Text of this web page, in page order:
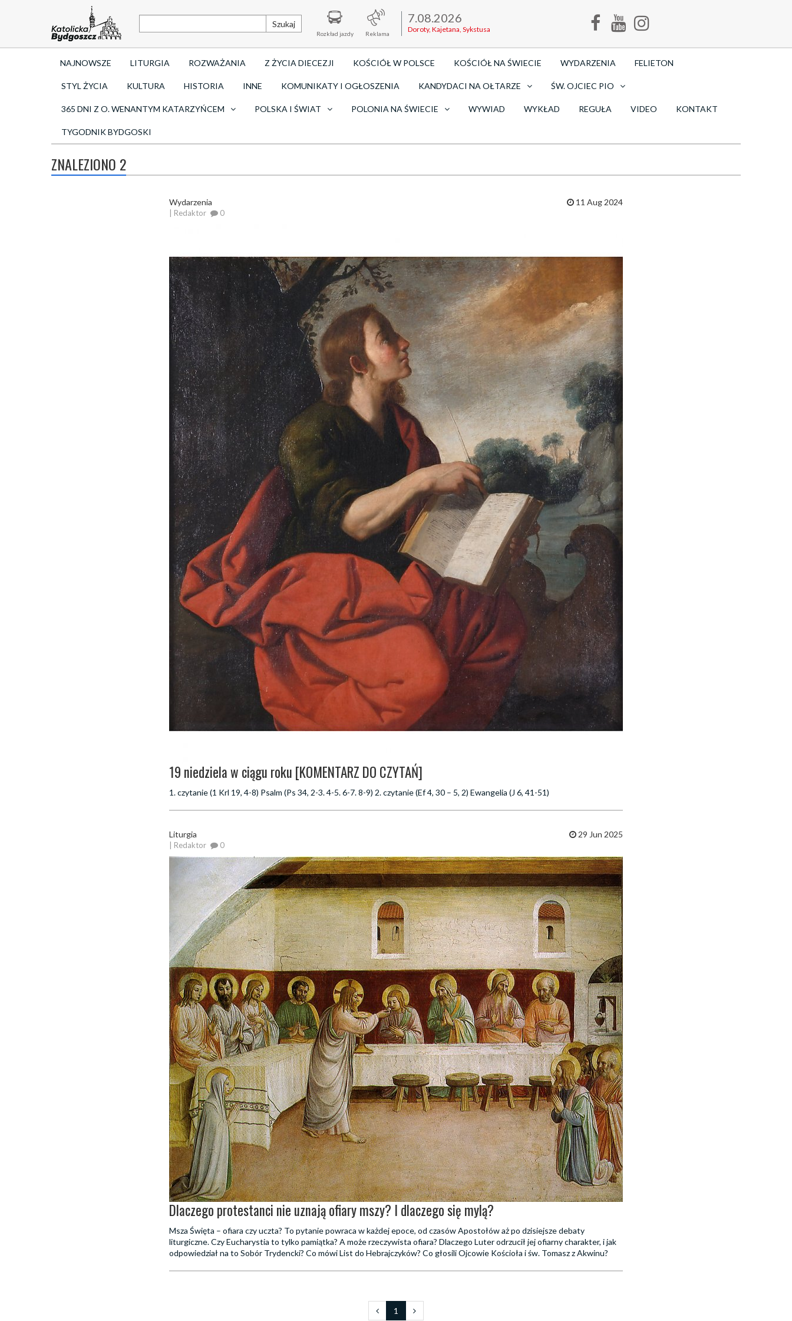
Szukaj
Rozkład jazdy Reklama
7.08.2026
Doroty, Kajetana, Sykstusa
NAJNOWSZE LITURGIA ROZWAŻANIA Z ŻYCIA DIECEZJI KOŚCIÓŁ W POLSCE KOŚCIÓŁ NA ŚWIECIE WYDARZENIA FELIETON
STYL ŻYCIA KULTURA HISTORIA INNE KOMUNIKATY I OGŁOSZENIA KANDYDACI NA OŁTARZE ŚW. OJCIEC PIO
365 DNI Z O. WENANTYM KATARZYŃCEM POLSKA I ŚWIAT POLONIA NA ŚWIECIE WYWIAD WYKŁAD REGUŁA VIDEO KONTAKT
TYGODNIK BYDGOSKI
ZNALEZIONO 2
Wydarzenia
| Redaktor 0
11 Aug 2024
19 niedziela w ciągu roku [KOMENTARZ DO CZYTAŃ]
1. czytanie (1 Krl 19, 4-8) Psalm (Ps 34, 2-3. 4-5. 6-7. 8-9) 2. czytanie (Ef 4, 30 – 5, 2) Ewangelia (J 6, 41-51)
Liturgia
| Redaktor 0
29 Jun 2025
Dlaczego protestanci nie uznają ofiary mszy? I dlaczego się mylą?
Msza Święta – ofiara czy uczta? To pytanie powraca w każdej epoce, od czasów Apostołów aż po dzisiejsze debaty
liturgiczne. Czy Eucharystia to tylko pamiątka? A może rzeczywista ofiara? Dlaczego Luter odrzucił jej ofiarny charakter, i jak
odpowiedział na to Sobór Trydencki? Co mówi List do Hebrajczyków? Co głosili Ojcowie Kościoła i św. Tomasz z Akwinu?
1